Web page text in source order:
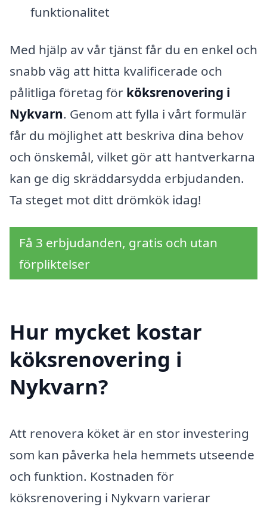
funktionalitet
Med hjälp av vår tjänst får du en enkel och
snabb väg att hitta kvalificerade och
pålitliga företag för köksrenovering i
Nykvarn. Genom att fylla i vårt formulär
får du möjlighet att beskriva dina behov
och önskemål, vilket gör att hantverkarna
kan ge dig skräddarsydda erbjudanden.
Ta steget mot ditt drömkök idag!
Få 3 erbjudanden, gratis och utan
förpliktelser
Hur mycket kostar
köksrenovering i
Nykvarn?
Att renovera köket är en stor investering
som kan påverka hela hemmets utseende
och funktion. Kostnaden för
köksrenovering i Nykvarn varierar